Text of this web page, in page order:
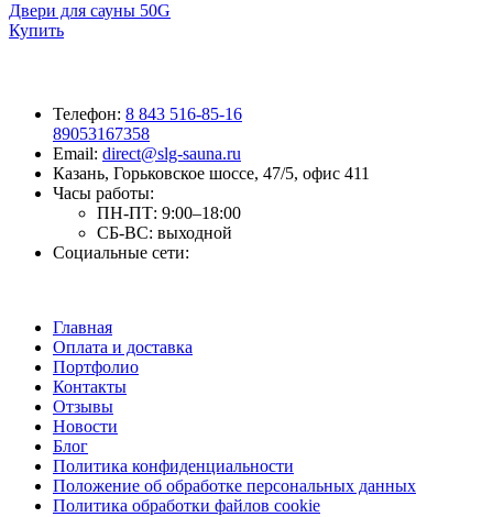
Двери для сауны 50G
Купить
Телефон: 8 843 516-85-16
89053167358
Email: direct@slg-sauna.ru
Казань, Горьковское шоссе, 47/5, офис 411
Часы работы:
ПН-ПТ: 9:00–18:00
СБ-ВС: выходной
Социальные сети:
Главная
Оплата и доставка
Портфолио
Контакты
Отзывы
Новости
Блог
Политика конфиденциальности
Положение об обработке персональных данных
Политика обработки файлов cookie